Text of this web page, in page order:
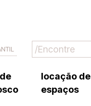
locação de
espaços